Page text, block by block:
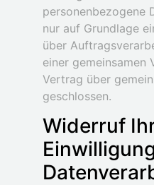
personenbezogene
nur auf Grundlage
über
einer gemeinsamen
Vertrag über
geschlossen.
Widerruf